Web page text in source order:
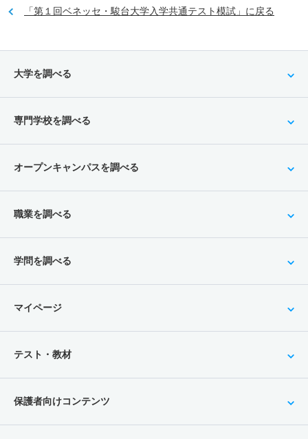
「第１回ベネッセ・駿台大学入学共通テスト模試」に戻る
大学を調べる
専門学校を調べる
オープンキャンパスを調べる
職業を調べる
学問を調べる
マイページ
テスト・教材
保護者向けコンテンツ